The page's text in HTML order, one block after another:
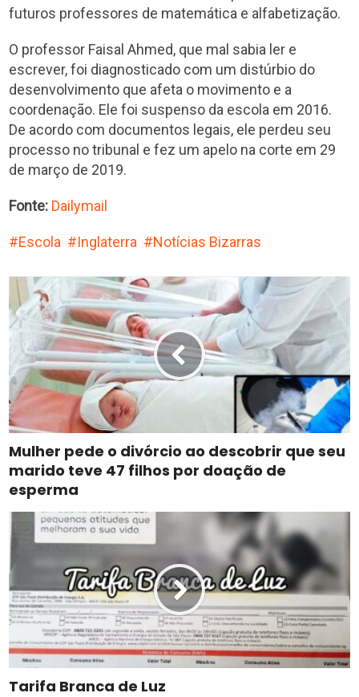
futuros professores de matemática e alfabetização.
O professor Faisal Ahmed, que mal sabia ler e
escrever, foi diagnosticado com um distúrbio do
desenvolvimento que afeta o movimento e a
coordenação. Ele foi suspenso da escola em 2016.
De acordo com documentos legais, ele perdeu seu
processo no tribunal e fez um apelo na corte em 29
de março de 2019.
Fonte: Dailymail
Escola Inglaterra Notícias Bizarras
Mulher pede o divórcio ao descobrir que seu
marido teve 47 filhos por doação de
esperma
Tarifa Branca de Luz